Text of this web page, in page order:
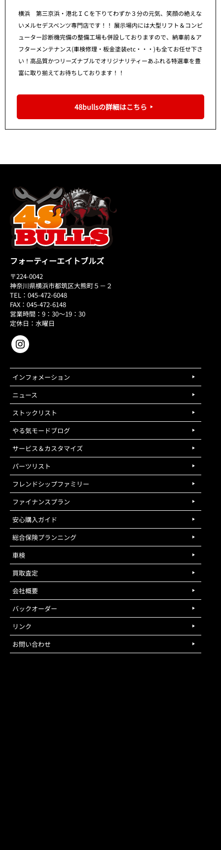
横浜 第三京浜・港北ＩＣを下りてわずか３分の元気、笑顔の絶えな
いメルセデスベンツ専門店です！！ 展示場内には大型リフト＆コンピ
ューター診断機完備の整備工場も併設しておりますので、納車前＆ア
フターメンテナンス(車検修理・板金塗装etc・・・)も全てお任せ下さ
い！高品質かつリーズナブルでオリジナリティーあふれる特選車を豊
富に取り揃えてお待ちしております！！
48bullsの詳細はこちら
フォーティーエイトブルズ
〒224-0042
神奈川県横浜市都筑区大熊町５－２
TEL：045-472-6048
FAX：045-472-6148
営業時間：9：30～19：30
定休日：水曜日
インフォメーション
ニュース
ストックリスト
やる気モードブログ
サービス＆カスタマイズ
パーツリスト
フレンドシップファミリー
ファイナンスプラン
安心購入ガイド
総合保険プランニング
車検
買取査定
会社概要
バックオーダー
リンク
お問い合わせ